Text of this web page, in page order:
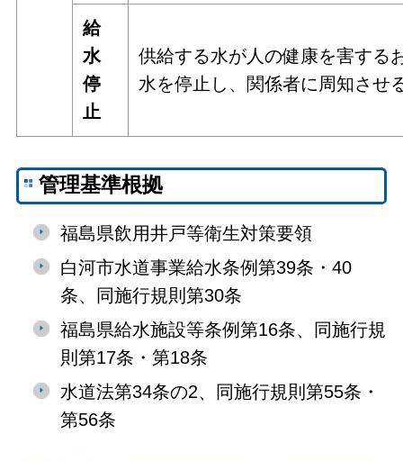
給
水
停
止
供給する水が人の健康を害する
水を停止し、関係者に周知させ
管理基準根拠
福島県飲用井戸等衛生対策要領
白河市水道事業給水条例第39条・40
条、同施行規則第30条
福島県給水施設等条例第16条、同施行規
則第17条・第18条
水道法第34条の2、同施行規則第55条・
第56条